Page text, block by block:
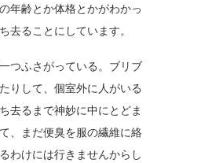
年齢とか体格とかがわかっ
ることにしています。
つふさがっている。ブリブ
りして、個室外に人がいる
去るまで神妙に中にとどま
、まだ便臭を服の繊維に絡
わけには行きませんからし